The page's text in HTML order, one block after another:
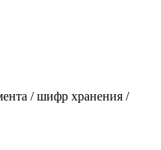
/ шифр хранения /